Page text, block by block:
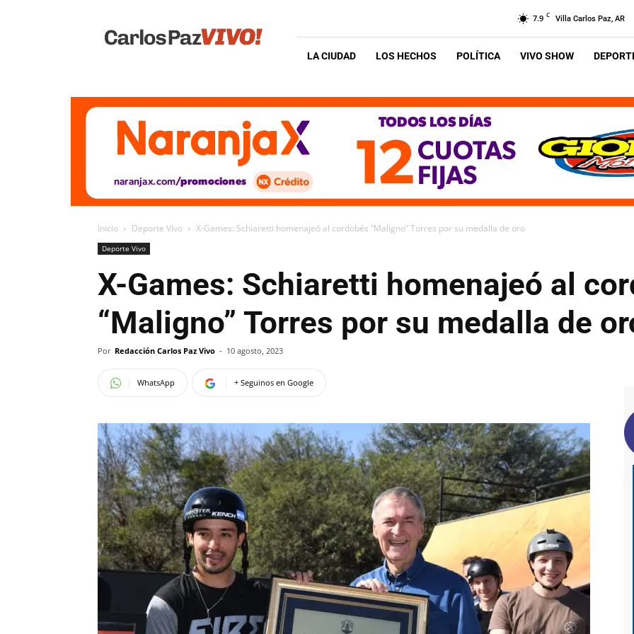
Vivo
7.9 C Villa Carlos Paz, AR
LA CIUDAD LOS HECHOS POLÍTICA VIVO SHOW
Inicio Deporte Vivo X-Games: Schiaretti homenajeó al cordobés “Maligno” Torres por su medalla de oro
Deporte Vivo
X-Games: Schiaretti homenajeó al
“Maligno” Torres por su medalla de
Por Redacción Carlos Paz Vivo - 10 agosto, 2023
WhatsApp + Seguinos en Google